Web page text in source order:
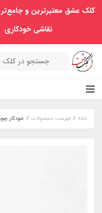
کلک عشق معتبرترین و
نقاشی خودکاری
خانه فهرست محصولات خودکار چوبی